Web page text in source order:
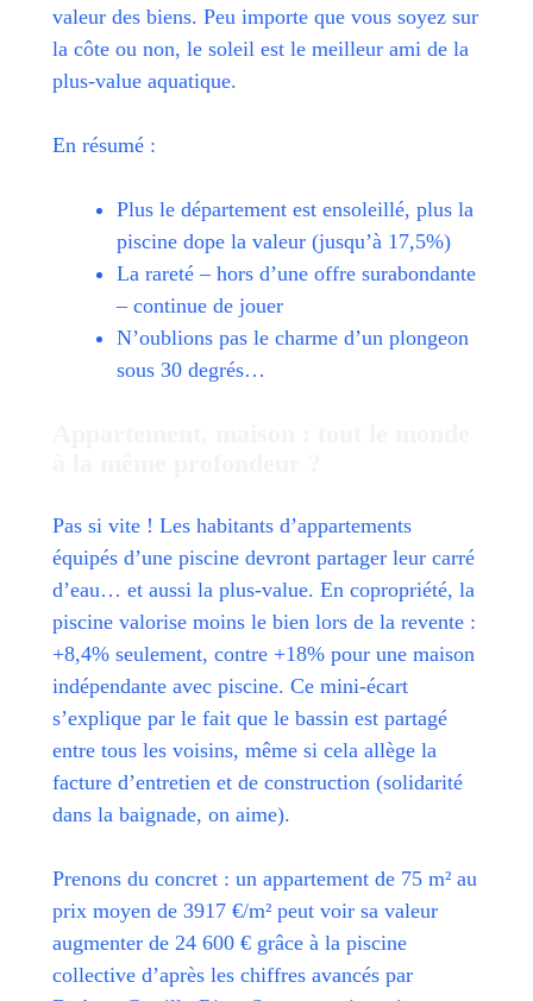
valeur des biens. Peu importe que vous soyez sur
la côte ou non, le soleil est le meilleur ami de la
plus-value aquatique.
En résumé :
Plus le département est ensoleillé, plus la
piscine dope la valeur (jusqu’à 17,5%)
La rareté – hors d’une offre surabondante
– continue de jouer
N’oublions pas le charme d’un plongeon
sous 30 degrés…
Pas si vite ! Les habitants d’appartements
équipés d’une piscine devront partager leur carré
d’eau… et aussi la plus-value. En copropriété, la
piscine valorise moins le bien lors de la revente :
+8,4% seulement, contre +18% pour une maison
indépendante avec piscine. Ce mini-écart
s’explique par le fait que le bassin est partagé
entre tous les voisins, même si cela allège la
facture d’entretien et de construction (solidarité
dans la baignade, on aime).
Prenons du concret : un appartement de 75 m² au
prix moyen de 3917 €/m² peut voir sa valeur
augmenter de 24 600 € grâce à la piscine
collective d’après les chiffres avancés par